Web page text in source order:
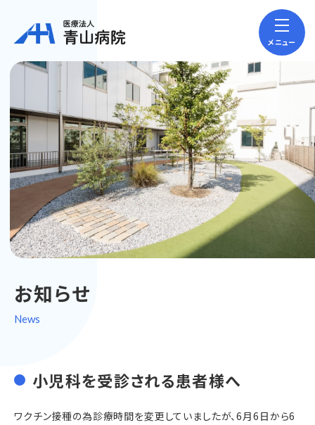
メニュー
お知らせ
News
小児科を受診される患者様へ
ワクチン接種の為診療時間を変更していましたが、6月6日から6